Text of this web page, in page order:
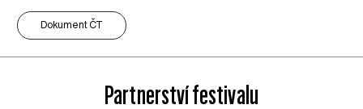
Dokument ČT
Partnerství festivalu